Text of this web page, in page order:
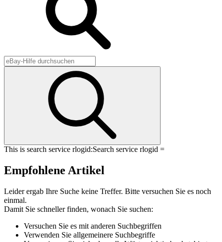
This is search service rlogid:Search service rlogid =
Empfohlene Artikel
Leider ergab Ihre Suche keine Treffer. Bitte versuchen Sie es noch
einmal.
Damit Sie schneller finden, wonach Sie suchen:
Versuchen Sie es mit anderen Suchbegriffen
Verwenden Sie allgemeinere Suchbegriffe